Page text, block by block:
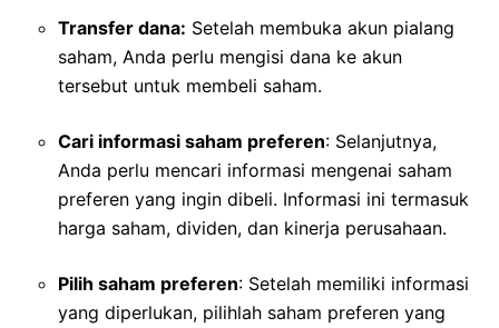
Transfer dana: Setelah membuka akun pialang
saham, Anda perlu mengisi dana ke akun
tersebut untuk membeli saham.
Cari informasi saham preferen: Selanjutnya,
Anda perlu mencari informasi mengenai saham
preferen yang ingin dibeli. Informasi ini termasuk
harga saham, dividen, dan kinerja perusahaan.
Pilih saham preferen: Setelah memiliki informasi
yang diperlukan, pilihlah saham preferen yang